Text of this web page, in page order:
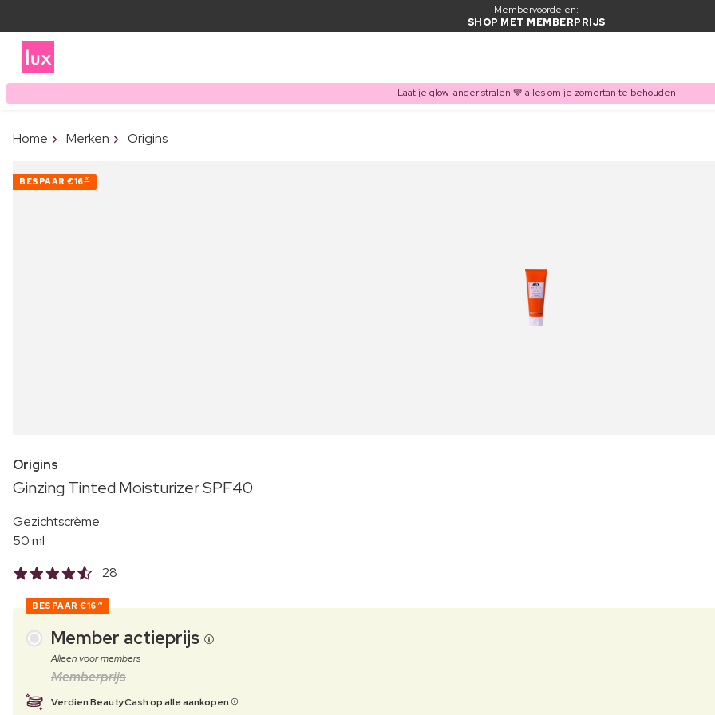
Membervoordelen:
SHOP MET MEMBERPRIJS
Laat je glow langer stralen 🤎 alles om je zomertan te behouden
Home Merken Origins
BESPAAR €16 70
Origins
Ginzing Tinted Moisturizer SPF40
Gezichtscrème
50 ml
28
BESPAAR €16 70
Member actieprijs
Alleen voor members
Memberprijs
Verdien BeautyCash op alle aankopen